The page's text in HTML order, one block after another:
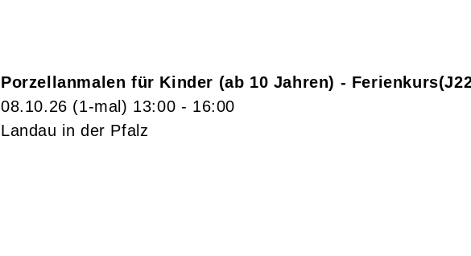
Porzellanmalen für Kinder (ab 10 Jahren) - Ferienkurs
08.10.26 (1-mal) 13:00 - 16:00
Landau in der Pfalz